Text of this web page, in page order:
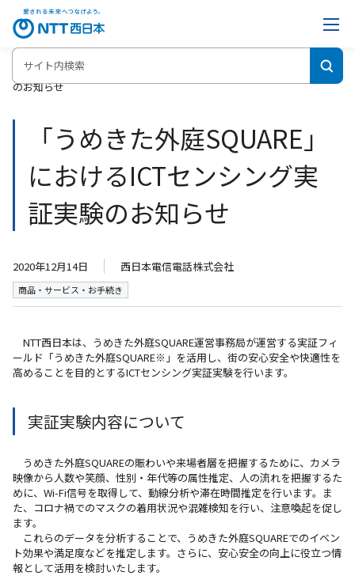
ホーム
「うめきた外庭SQUARE」におけるICTセンシング実証実験
のお知らせ
「うめきた外庭SQUARE」
におけるICTセンシング実
証実験のお知らせ
2020年12月14日 西日本電信電話株式会社
商品・サービス・お手続き
NTT西日本は、うめきた外庭SQUARE運営事務局が運営する実証フィ
ールド「うめきた外庭SQUARE※」を活用し、街の安心安全や快適性を
高めることを目的とするICTセンシング実証実験を行います。
実証実験内容について
うめきた外庭SQUAREの賑わいや来場者層を把握するために、カメラ
映像から人数や笑顔、性別・年代等の属性推定、人の流れを把握するた
めに、Wi-Fi信号を取得して、動線分析や滞在時間推定を行います。ま
た、コロナ禍でのマスクの着用状況や混雑検知を行い、注意喚起を促し
ます。
これらのデータを分析することで、うめきた外庭SQUAREでのイベン
ト効果や満足度などを推定します。さらに、安心安全の向上に役立つ情
報として活用を検討いたします。